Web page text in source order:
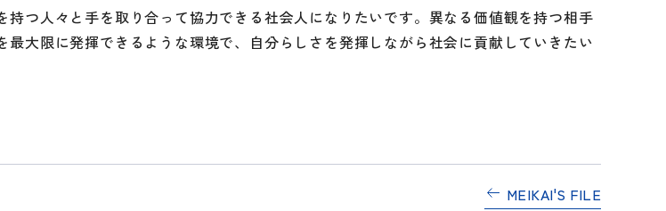
持つ人々と手を取り合って協力できる社会人になりたいです。異なる価値観を持つ相手
最大限に発揮できるような環境で、自分らしさを発揮しながら社会に貢献していきたい
MEIKAI'S FILE